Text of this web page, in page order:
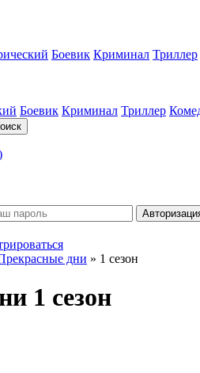
Боевик Криминал Триллер
Боевик Криминал Триллер
дни » 1 сезон
1 сезон